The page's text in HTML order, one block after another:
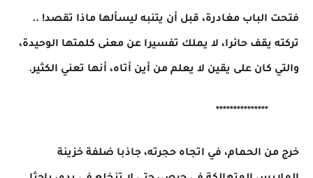
فتحت الباب مغادرة، قبل أن يتنبه ليسألها ماذا تقصد! ..
تركته يقف حائرا، لا يملك تفسيرا عن معنى كلمتها الوحيدة،
والتي كان على يقين لا يعلم من أين أتاه، أنها تعني الكثير.
***************
خرج من الحمام، في اتجاه حجرته، جاذبا ضلفة خزينة